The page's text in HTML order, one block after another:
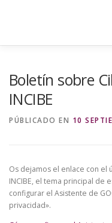
Boletín sobre
INCIBE
PÚBLICADO EN 10
Os dejamos el enlace con
INCIBE, el tema principal de
configurar el Asistente de
privacidad».